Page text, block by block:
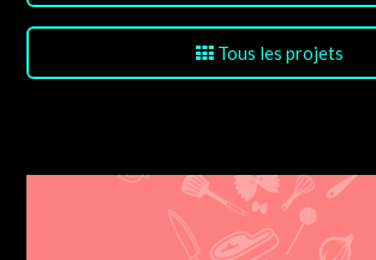
Tous les projets